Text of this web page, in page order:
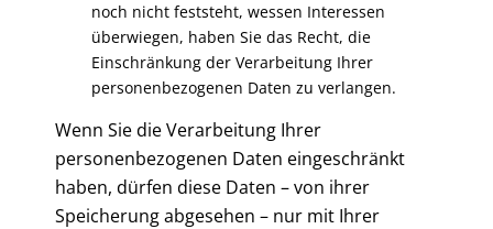
noch nicht feststeht, wessen Interessen
überwiegen, haben Sie das Recht, die
Einschränkung der Verarbeitung Ihrer
personenbezogenen Daten zu verlangen.
Wenn Sie die Verarbeitung Ihrer
personenbezogenen Daten eingeschränkt
haben, dürfen diese Daten – von ihrer
Speicherung abgesehen – nur mit Ihrer